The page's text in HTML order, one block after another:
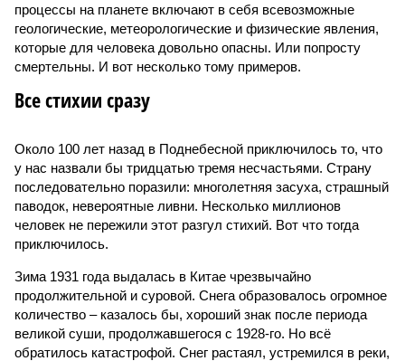
процессы на планете включают в себя всевозможные
геологические, метеорологические и физические явления,
которые для человека довольно опасны. Или попросту
смертельны. И вот несколько тому примеров.
Все стихии сразу
Около 100 лет назад в Поднебесной приключилось то, что
у нас назвали бы тридцатью тремя несчастьями. Страну
последовательно поразили: многолетняя засуха, страшный
паводок, невероятные ливни. Несколько миллионов
человек не пережили этот разгул стихий. Вот что тогда
приключилось.
Зима 1931 года выдалась в Китае чрезвычайно
продолжительной и суровой. Снега образовалось огромное
количество – казалось бы, хороший знак после периода
великой суши, продолжавшегося с 1928-го. Но всё
обратилось катастрофой. Снег растаял, устремился в реки,